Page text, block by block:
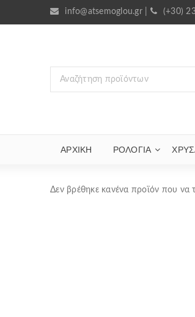
info@atsemoglou.gr| (+30)
ΑΡΧΙΚΗ ΡΟΛΟΓΙΑ
Δεν βρέθηκε κανένα προϊόν που να